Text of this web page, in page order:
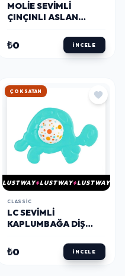
MOLIE SEVIMLI
ÇINÇINLI ASLAN
₺0 İNCELE
HIZLI KARGO
LUSTWAY LUSTWAY LUSTWAY
CLASSIC
LC SEVIMLI
KAPLUMBAĞA DIŞ
₺0 İNCELE